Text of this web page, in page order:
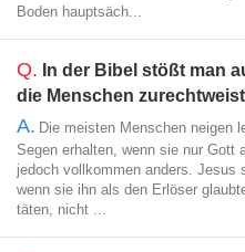
Boden hauptsäch...
Q. In der Bibel stößt man
die Menschen
A. Die meisten Menschen neigen
Segen erhalten, wenn sie nur Gott
jedoch vollkommen anders. Jesus
wenn sie ihn als den Erlöser
täten, nicht ...